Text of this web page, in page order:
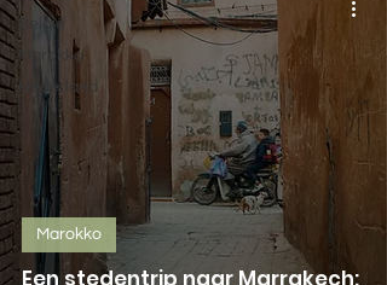
België
Marokko
Nederland
Een stedentrip naar Marrakech:
Marokko